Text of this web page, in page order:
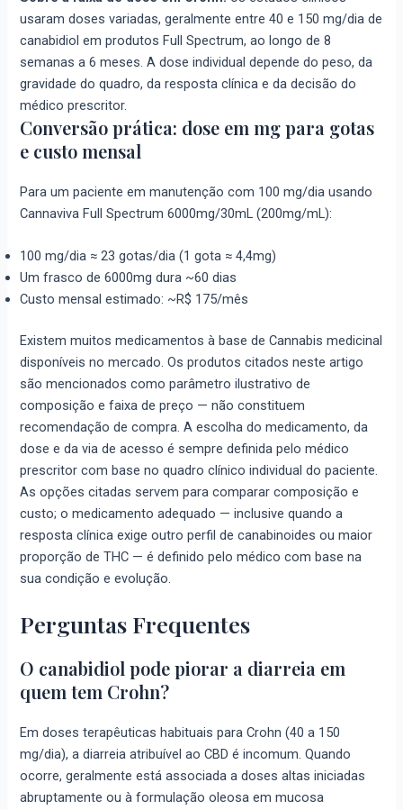
usaram doses variadas, geralmente entre 40 e 150 mg/dia de
canabidiol em produtos Full Spectrum, ao longo de 8
semanas a 6 meses. A dose individual depende do peso, da
gravidade do quadro, da resposta clínica e da decisão do
médico prescritor.
Conversão prática: dose em mg para gotas
e custo mensal
Para um paciente em manutenção com 100 mg/dia usando
Cannaviva Full Spectrum 6000mg/30mL (200mg/mL):
100 mg/dia ≈ 23 gotas/dia (1 gota ≈ 4,4mg)
Um frasco de 6000mg dura ~60 dias
Custo mensal estimado: ~R$ 175/mês
Existem muitos medicamentos à base de Cannabis medicinal
disponíveis no mercado. Os produtos citados neste artigo
são mencionados como parâmetro ilustrativo de
composição e faixa de preço — não constituem
recomendação de compra. A escolha do medicamento, da
dose e da via de acesso é sempre definida pelo médico
prescritor com base no quadro clínico individual do paciente.
As opções citadas servem para comparar composição e
custo; o medicamento adequado — inclusive quando a
resposta clínica exige outro perfil de canabinoides ou maior
proporção de THC — é definido pelo médico com base na
sua condição e evolução.
Perguntas Frequentes
O canabidiol pode piorar a diarreia em
quem tem Crohn?
Em doses terapêuticas habituais para Crohn (40 a 150
mg/dia), a diarreia atribuível ao CBD é incomum. Quando
ocorre, geralmente está associada a doses altas iniciadas
abruptamente ou à formulação oleosa em mucosa